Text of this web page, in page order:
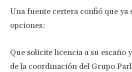
Una fuente certera confió que ya
opciones:
Que solicite licencia a su escaño
de la coordinación del Grupo